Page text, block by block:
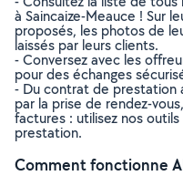
à Saincaize-Meauce ! Sur
proposés, les photos de
laissés par leurs clients.
- Conversez avec les
pour des échanges
- Du contrat de prestation
par la prise de rendez-
factures : utilisez nos
prestation.
Comment fonctionne